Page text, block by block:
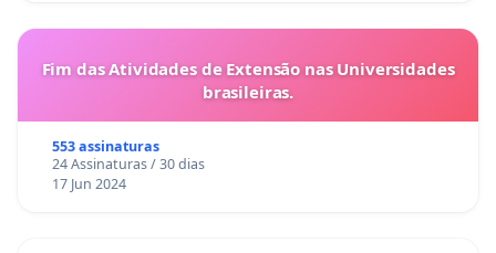
Fim das Atividades de Extensão nas Universidades
brasileiras.
553 assinaturas
24 Assinaturas / 30 dias
17 Jun 2024